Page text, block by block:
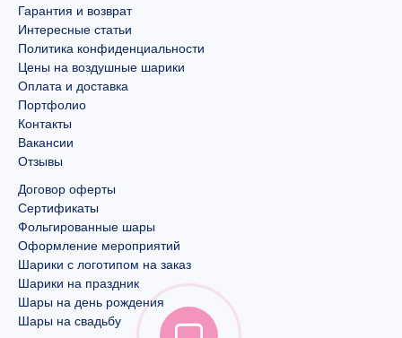
Гарантия и возврат
Интересные статьи
Политика конфиденциальности
Цены на воздушные шарики
Оплата и доставка
Портфолио
Контакты
Вакансии
Отзывы
Договор оферты
Сертификаты
Фольгированные шары
Оформление мероприятий
Шарики с логотипом на заказ
Шарики на праздник
Шары на день рождения
Шары на свадьбу